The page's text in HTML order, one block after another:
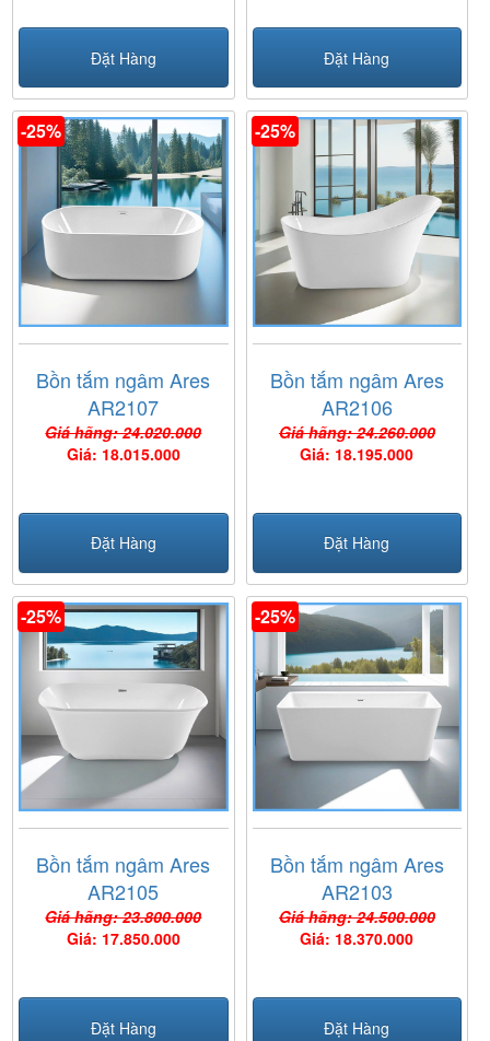
Đặt Hàng Đặt Hàng
-25%
Bồn tắm ngâm Ares
AR2107
Giá hãng: 24.020.000
Giá: 18.015.000
Đặt Hàng
-25%
Bồn tắm ngâm Ares
AR2106
Giá hãng: 24.260.000
Giá: 18.195.000
Đặt Hàng
-25%
Bồn tắm ngâm Ares
AR2105
Giá hãng: 23.800.000
Giá: 17.850.000
Đặt Hàng
-25%
Bồn tắm ngâm Ares
AR2103
Giá hãng: 24.500.000
Giá: 18.370.000
Đặt Hàng